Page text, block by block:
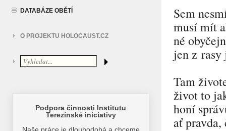
DATABÁZE OBĚTÍ
O PROJEKTU HOLOCAUST.CZ
Sem
musí mít
né
jen z rasy
Tam
život to
honí
ať